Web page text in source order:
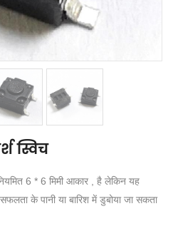
स्विच
6 * 6 मिमी आकार , है लेकिन यह
के पानी या बारिश में डुबोया जा सकता